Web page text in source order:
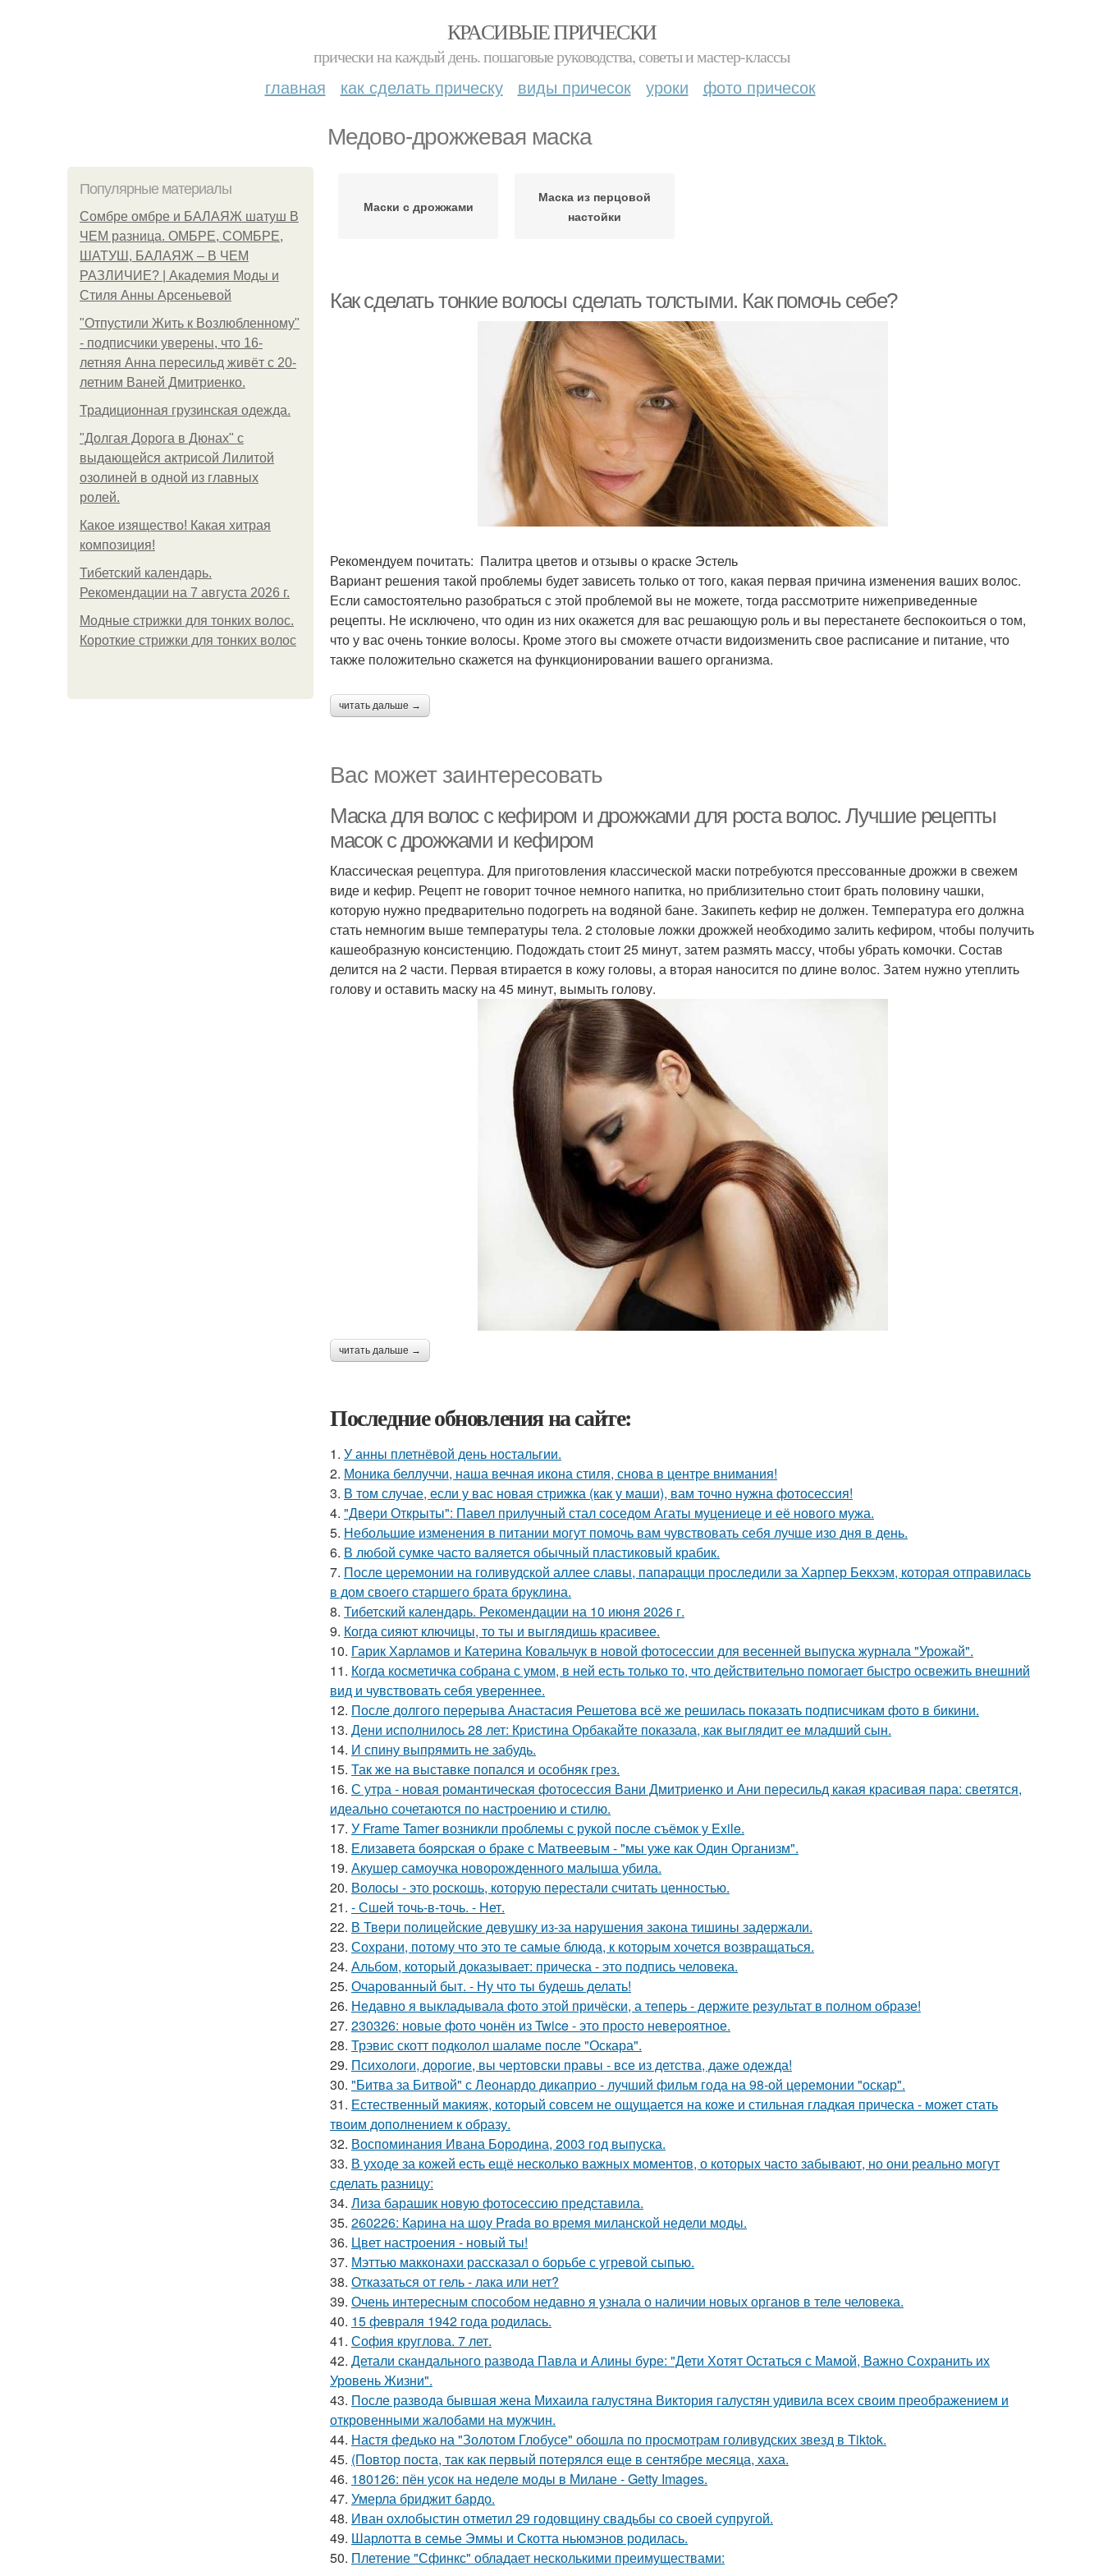
КРАСИВЫЕ ПРИЧЕСКИ
прически на каждый день. пошаговые руководства, советы и мастер-классы
главная как сделать прическу виды причесок уроки фото причесок
Медово-дрожжевая маска
Популярные материалы
Сомбре омбре и БАЛАЯЖ шатуш В
ЧЕМ разница. ОМБРЕ, СОМБРЕ,
ШАТУШ, БАЛАЯЖ – В ЧЕМ
РАЗЛИЧИЕ? | Академия Моды и
Стиля Анны Арсеньевой
"Отпустили Жить к Возлюбленному"
- подписчики уверены, что 16-
летняя Анна пересильд живёт с 20-
летним Ваней Дмитриенко.
Традиционная грузинская одежда.
"Долгая Дорога в Дюнах" с
выдающейся актрисой Лилитой
озолиней в одной из главных
ролей.
Какое изящество! Какая хитрая
композиция!
Тибетский календарь.
Рекомендации на 7 августа 2026 г.
Модные стрижки для тонких волос.
Короткие стрижки для тонких волос
Маски с дрожжами
Маска из перцовой
настойки
Как сделать тонкие волосы сделать толстыми. Как помочь себе?
Рекомендуем почитать: Палитра цветов и отзывы о краске Эстель
Вариант решения такой проблемы будет зависеть только от того, какая первая причина изменения ваших волос.
Если самостоятельно разобраться с этой проблемой вы не можете, тогда рассмотрите нижеприведенные
рецепты. Не исключено, что один из них окажется для вас решающую роль и вы перестанете беспокоиться о том,
что у вас очень тонкие волосы. Кроме этого вы сможете отчасти видоизменить свое расписание и питание, что
также положительно скажется на функционировании вашего организма.
читать дальше →
Вас может заинтересовать
Маска для волос с кефиром и дрожжами для роста волос. Лучшие рецепты
масок с дрожжами и кефиром
Классическая рецептура. Для приготовления классической маски потребуются прессованные дрожжи в свежем
виде и кефир. Рецепт не говорит точное немного напитка, но приблизительно стоит брать половину чашки,
которую нужно предварительно подогреть на водяной бане. Закипеть кефир не должен. Температура его должна
стать немногим выше температуры тела. 2 столовые ложки дрожжей необходимо залить кефиром, чтобы получить
кашеобразную консистенцию. Подождать стоит 25 минут, затем размять массу, чтобы убрать комочки. Состав
делится на 2 части. Первая втирается в кожу головы, а вторая наносится по длине волос. Затем нужно утеплить
голову и оставить маску на 45 минут, вымыть голову.
читать дальше →
Последние обновления на сайте:
1. У анны плетнёвой день ностальгии.
2. Моника беллуччи, наша вечная икона стиля, снова в центре внимания!
3. В том случае, если у вас новая стрижка (как у маши), вам точно нужна фотосессия!
4. "Двери Открыты": Павел прилучный стал соседом Агаты муцениеце и её нового мужа.
5. Небольшие изменения в питании могут помочь вам чувствовать себя лучше изо дня в день.
6. В любой сумке часто валяется обычный пластиковый крабик.
7. После церемонии на голивудской аллее славы, папарацци проследили за Харпер Бекхэм, которая отправилась
в дом своего старшего брата бруклина.
8. Тибетский календарь. Рекомендации на 10 июня 2026 г.
9. Когда сияют ключицы, то ты и выглядишь красивее.
10. Гарик Харламов и Катерина Ковальчук в новой фотосессии для весенней выпуска журнала "Урожай".
11. Когда косметичка собрана с умом, в ней есть только то, что действительно помогает быстро освежить внешний
вид и чувствовать себя увереннее.
12. После долгого перерыва Анастасия Решетова всё же решилась показать подписчикам фото в бикини.
13. Дени исполнилось 28 лет: Кристина Орбакайте показала, как выглядит ее младший сын.
14. И спину выпрямить не забудь.
15. Так же на выставке попался и особняк грез.
16. С утра - новая романтическая фотосессия Вани Дмитриенко и Ани пересильд какая красивая пара: светятся,
идеально сочетаются по настроению и стилю.
17. У Frame Tamer возникли проблемы с рукой после съёмок у Exile.
18. Елизавета боярская о браке с Матвеевым - "мы уже как Один Организм".
19. Акушер самоучка новорожденного малыша убила.
20. Волосы - это роскошь, которую перестали считать ценностью.
21. - Сшей точь-в-точь. - Нет.
22. В Твери полицейские девушку из-за нарушения закона тишины задержали.
23. Сохрани, потому что это те самые блюда, к которым хочется возвращаться.
24. Альбом, который доказывает: прическа - это подпись человека.
25. Очарованный быт. - Ну что ты будешь делать!
26. Недавно я выкладывала фото этой причёски, а теперь - держите результат в полном образе!
27. 230326: новые фото чонён из Twice - это просто невероятное.
28. Трэвис скотт подколол шаламе после "Оскара".
29. Психологи, дорогие, вы чертовски правы - все из детства, даже одежда!
30. "Битва за Битвой" с Леонардо дикаприо - лучший фильм года на 98-ой церемонии "оскар".
31. Естественный макияж, который совсем не ощущается на коже и стильная гладкая прическа - может стать
твоим дополнением к образу.
32. Воспоминания Ивана Бородина, 2003 год выпуска.
33. В уходе за кожей есть ещё несколько важных моментов, о которых часто забывают, но они реально могут
сделать разницу:
34. Лиза барашик новую фотосессию представила.
35. 260226: Карина на шоу Prada во время миланской недели моды.
36. Цвет настроения - новый ты!
37. Мэттью макконахи рассказал о борьбе с угревой сыпью.
38. Отказаться от гель - лака или нет?
39. Очень интересным способом недавно я узнала о наличии новых органов в теле человека.
40. 15 февраля 1942 года родилась.
41. София круглова. 7 лет.
42. Детали скандального развода Павла и Алины буре: "Дети Хотят Остаться с Мамой, Важно Сохранить их
Уровень Жизни".
43. После развода бывшая жена Михаила галустяна Виктория галустян удивила всех своим преображением и
откровенными жалобами на мужчин.
44. Настя федько на "Золотом Глобусе" обошла по просмотрам голивудских звезд в Tiktok.
45. (Повтор поста, так как первый потерялся еще в сентябре месяца, хаха.
46. 180126: пён усок на неделе моды в Милане - Getty Images.
47. Умерла бриджит бардо.
48. Иван охлобыстин отметил 29 годовщину свадьбы со своей супругой.
49. Шарлотта в семье Эммы и Скотта ньюмэнов родилась.
50. Плетение "Сфинкс" обладает несколькими преимуществами: